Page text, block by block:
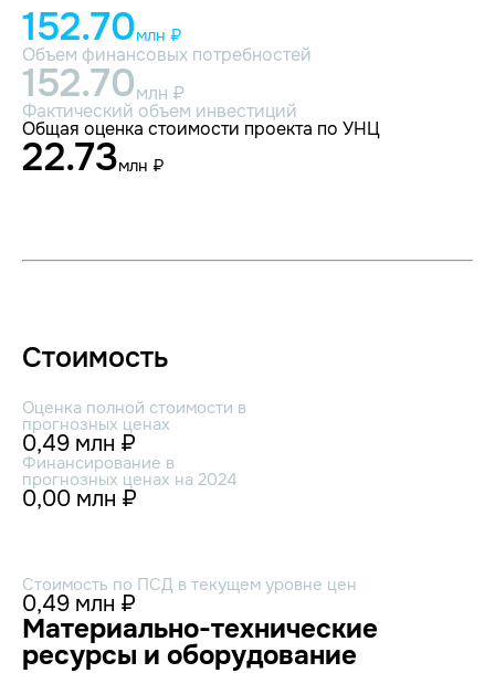
152.70млн ₽
Объем финансовых потребностей
152.70млн ₽
Фактический объем инвестиций
Общая оценка стоимости проекта по УНЦ
22.73млн ₽
Стоимость
Оценка полной стоимости в
прогнозных ценах
0,49 млн ₽
Финансирование в
прогнозных ценах на 2024
0,00 млн ₽
Стоимость по ПСД в текущем уровне цен
0,49 млн ₽
Материально-технические
ресурсы и оборудование